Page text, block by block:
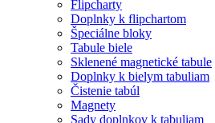
Flipcharty
Doplnky k flipchartom
Špeciálne bloky
Tabule biele
Sklenené magnetické tabule
Doplnky k bielym tabuliam
Čistenie tabúl
Magnety
Sady doplnkov k tabuliam